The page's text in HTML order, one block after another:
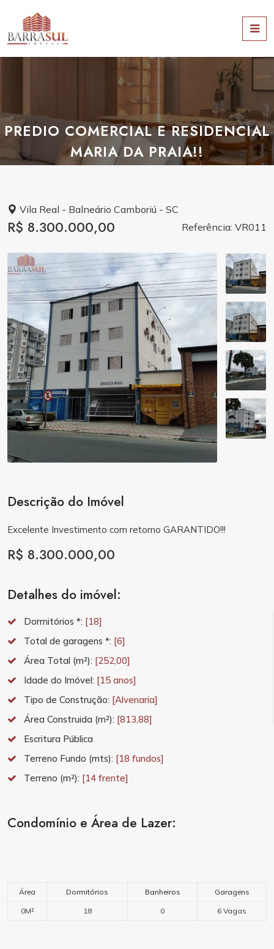
PREDIO COMERCIAL E RESIDENCIAL
MARIA DA PRAIA!!
Vila Real - Balneário Camboriú - SC
R$ 8.300.000,00 Referência: VR011
Descrição do Imóvel
Excelente Investimento com retorno GARANTIDO!!!
R$ 8.300.000,00
Detalhes do imóvel:
Dormitórios *: [18]
Total de garagens *: [6]
Área Total (m²): [252,00]
Idade do Imóvel: [15 anos]
Tipo de Construção: [Alvenaria]
Área Construida (m²): [813,88]
Escritura Pública
Terreno Fundo (mts): [18 fundos]
Terreno (m²): [14 frente]
Condomínio e Área de Lazer:
Área Dormitórios Banheiros Garagens
0M² 18 0 6 Vagas